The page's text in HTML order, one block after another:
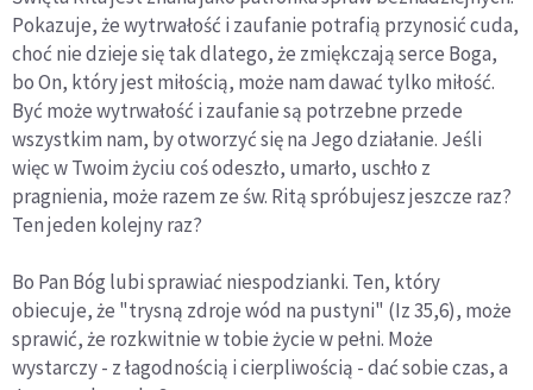
Pokazuje, że wytrwałość i zaufanie potrafią przynosić cuda,
choć nie dzieje się tak dlatego, że zmiękczają serce Boga,
bo On, który jest miłością, może nam dawać tylko miłość.
Być może wytrwałość i zaufanie są potrzebne przede
wszystkim nam, by otworzyć się na Jego działanie. Jeśli
więc w Twoim życiu coś odeszło, umarło, uschło z
pragnienia, może razem ze św. Ritą spróbujesz jeszcze raz?
Ten jeden kolejny raz?
Bo Pan Bóg lubi sprawiać niespodzianki. Ten, który
obiecuje, że "trysną zdroje wód na pustyni" (Iz 35,6), może
sprawić, że rozkwitnie w tobie życie w pełni. Może
wystarczy - z łagodnością i cierpliwością - dać sobie czas, a